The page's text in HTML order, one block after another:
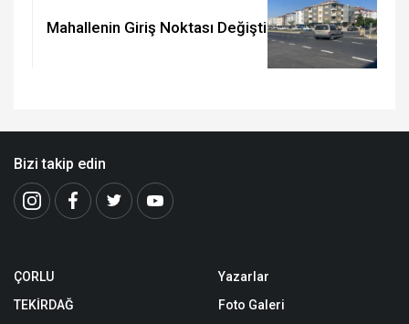
Mahallenin Giriş Noktası Değişti
Bizi takip edin
ÇORLU
TEKİRDAĞ
Yazarlar
Foto Galeri